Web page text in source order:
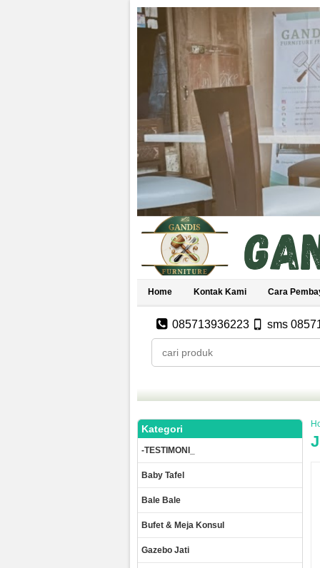
Home Kontak Kami Cara
085713936223 sms
Kategori
-TESTIMONI_
Baby Tafel
Bale Bale
Bufet & Meja Konsul
Gazebo Jati